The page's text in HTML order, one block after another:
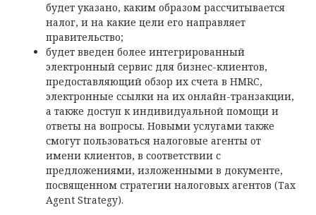
будет указано, каким образом рассчитывается
налог, и на какие цели его направляет
правительство;
будет введен более интегрированный
электронный сервис для бизнес-клиентов,
предоставляющий обзор их счета в HMRC,
электронные ссылки на их онлайн-транзакции,
а также доступ к индивидуальной помощи и
ответы на вопросы. Новыми услугами также
смогут пользоваться налоговые агенты от
имени клиентов, в соответствии с
предложениями, изложенными в документе,
посвященном стратегии налоговых агентов (Tax
Agent Strategy).